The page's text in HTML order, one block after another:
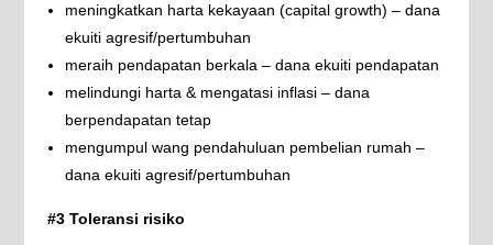
meningkatkan harta kekayaan (capital growth) – dana
ekuiti agresif/pertumbuhan
meraih pendapatan berkala – dana ekuiti pendapatan
melindungi harta & mengatasi inflasi – dana
berpendapatan tetap
mengumpul wang pendahuluan pembelian rumah –
dana ekuiti agresif/pertumbuhan
#3 Toleransi risiko